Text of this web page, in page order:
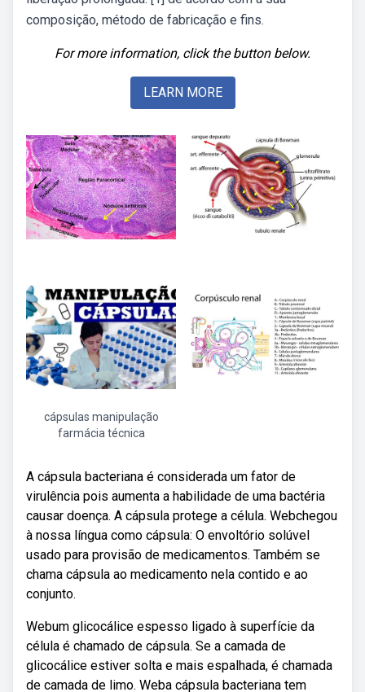
composição, método de fabricação e fins.
For more information, click the button below.
LEARN MORE
cápsulas manipulação
farmácia técnica
A cápsula bacteriana é considerada um fator de
virulência pois aumenta a habilidade de uma bactéria
causar doença. A cápsula protege a célula. Webchegou
à nossa língua como cápsula: O envoltório solúvel
usado para provisão de medicamentos. Também se
chama cápsula ao medicamento nela contido e ao
conjunto.
Webum glicocálice espesso ligado à superfície da
célula é chamado de cápsula. Se a camada de
glicocálice estiver solta e mais espalhada, é chamada
de camada de limo. Weba cápsula bacteriana tem